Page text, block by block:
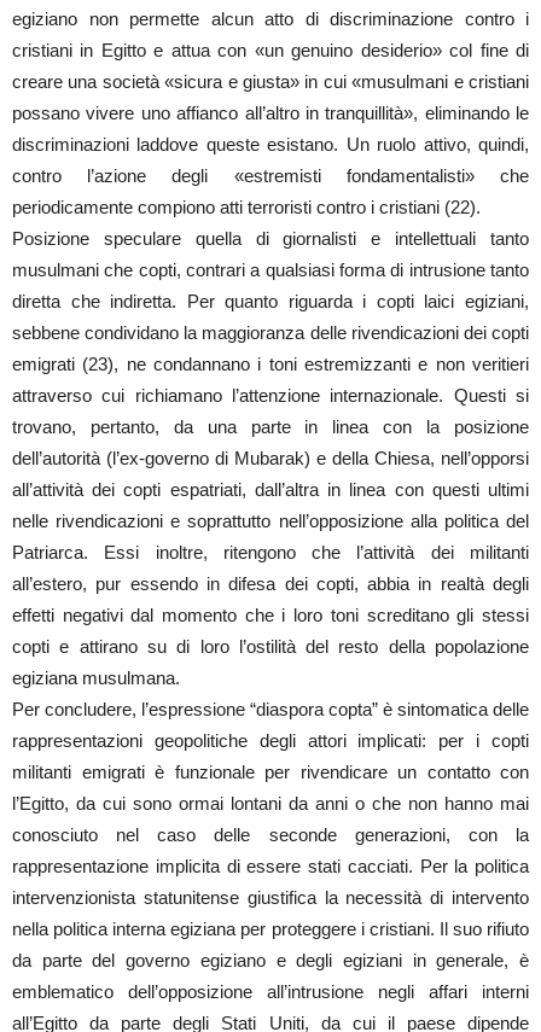
egiziano non permette alcun atto di discriminazione contro i
cristiani in Egitto e attua con «un genuino desiderio» col fine di
creare una società «sicura e giusta» in cui «musulmani e cristiani
possano vivere uno affianco all’altro in tranquillità», eliminando le
discriminazioni laddove queste esistano. Un ruolo attivo, quindi,
contro l’azione degli «estremisti fondamentalisti» che
periodicamente compiono atti terroristi contro i cristiani (22).
Posizione speculare quella di giornalisti e intellettuali tanto
musulmani che copti, contrari a qualsiasi forma di intrusione tanto
diretta che indiretta. Per quanto riguarda i copti laici egiziani,
sebbene condividano la maggioranza delle rivendicazioni dei copti
emigrati (23), ne condannano i toni estremizzanti e non veritieri
attraverso cui richiamano l’attenzione internazionale. Questi si
trovano, pertanto, da una parte in linea con la posizione
dell’autorità (l’ex-governo di Mubarak) e della Chiesa, nell’opporsi
all’attività dei copti espatriati, dall’altra in linea con questi ultimi
nelle rivendicazioni e soprattutto nell’opposizione alla politica del
Patriarca. Essi inoltre, ritengono che l’attività dei militanti
all’estero, pur essendo in difesa dei copti, abbia in realtà degli
effetti negativi dal momento che i loro toni screditano gli stessi
copti e attirano su di loro l’ostilità del resto della popolazione
egiziana musulmana.
Per concludere, l’espressione “diaspora copta” è sintomatica delle
rappresentazioni geopolitiche degli attori implicati: per i copti
militanti emigrati è funzionale per rivendicare un contatto con
l’Egitto, da cui sono ormai lontani da anni o che non hanno mai
conosciuto nel caso delle seconde generazioni, con la
rappresentazione implicita di essere stati cacciati. Per la politica
intervenzionista statunitense giustifica la necessità di intervento
nella politica interna egiziana per proteggere i cristiani. Il suo rifiuto
da parte del governo egiziano e degli egiziani in generale, è
emblematico dell’opposizione all’intrusione negli affari interni
all’Egitto da parte degli Stati Uniti, da cui il paese dipende